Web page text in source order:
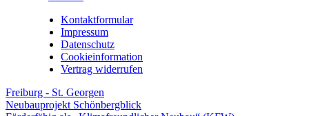
Kontaktformular
Impressum
Datenschutz
Cookieinformation
Vertrag widerrufen
Freiburg - St. Georgen
Neubauprojekt Schönbergblick